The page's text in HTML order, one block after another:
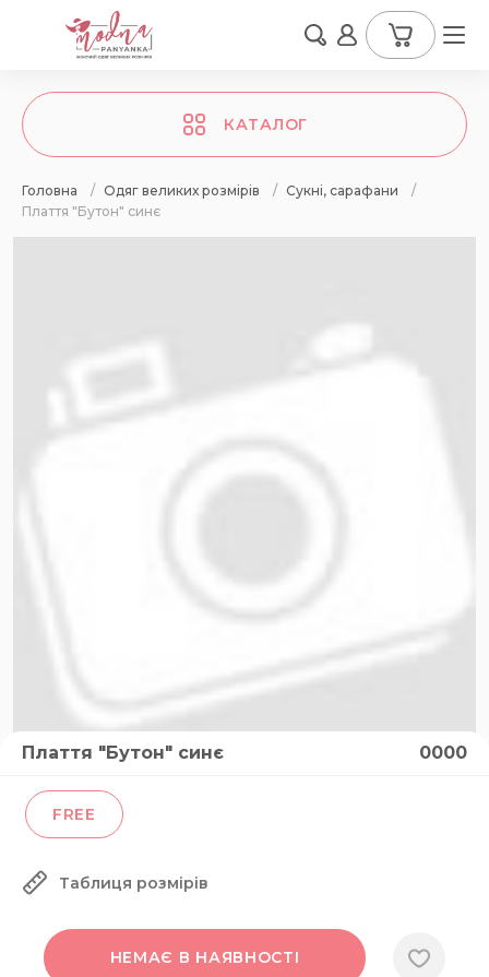
КАТАЛОГ
Головна / Одяг великих розмірів / Сукні, сарафани
/
Плаття "Бутон" синє
Плаття "Бутон" синє 0000
FREE
Таблиця розмірів
НЕМАЄ В НАЯВНОСТІ